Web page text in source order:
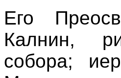
Его
Калнин,
собора;